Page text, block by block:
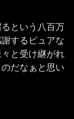
という八百万
するピュアな
と受け継がれ
だなぁと思い